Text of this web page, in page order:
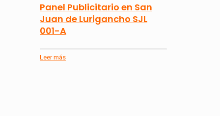
Panel Publicitario en San
Juan de Lurigancho SJL
001-A
Leer más